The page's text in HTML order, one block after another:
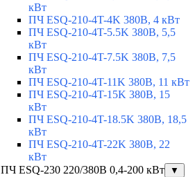
кВт
ПЧ ESQ-210-4T-4K 380В, 4 кВт
ПЧ ESQ-210-4T-5.5K 380В, 5,5
кВт
ПЧ ESQ-210-4T-7.5K 380В, 7,5
кВт
ПЧ ESQ-210-4T-11K 380В, 11 кВт
ПЧ ESQ-210-4T-15K 380В, 15
кВт
ПЧ ESQ-210-4T-18.5K 380В, 18,5
кВт
ПЧ ESQ-210-4T-22K 380В, 22
кВт
ПЧ ESQ-230 220/380В 0,4-200 кВт
▼